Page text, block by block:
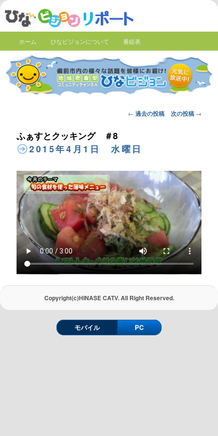
ホーム ひなビジョンについて 番組表
Post
← 過去の投稿 次の投稿 →
ふぁすとクッキング ＃8
2015年4月1日 水曜日
Copyright(c)HINASE CATV. All Right Reserved.
モバイル PC